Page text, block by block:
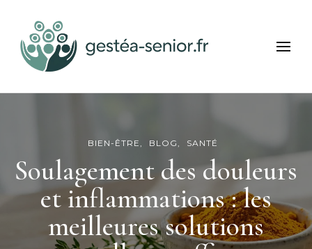
Gestea Senior
Bien-être et services seniors
BIEN-ÊTRE BLOG SANTÉ
Soulagement des douleurs
et inflammations : les
meilleures solutions